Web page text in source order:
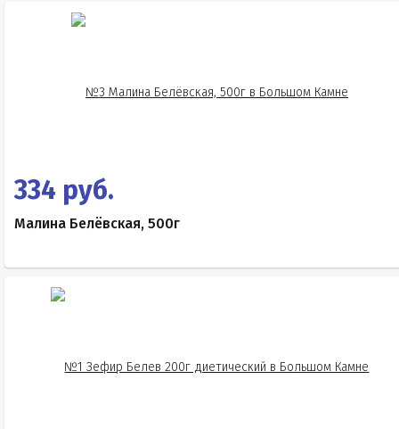
334 руб.
Малина Белёвская, 500г